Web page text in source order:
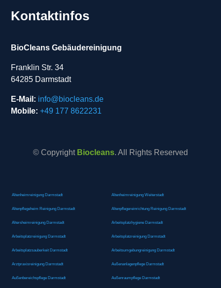
Kontaktinfos
BioCleans Gebäudereinigung
Franklin Str. 34
64285 Darmstadt
E-Mail: info@biocleans.de
Mobile: +49 177 8622231
© Copyright Biocleans. All Rights Reserved
Altenheimreinigung Darmstadt Altenheimreinigung Weiterstadt
Altenpflegeheim Reinigung Darmstadt Altenpflegereinrichtung Reinigung Darmstadt
Altersheimreinigung Darmstadt Arbeitsplatzhygiene Darmstadt
Arbeitsplatzreinigung Darmstadt Arbeitsplatzreinigung Darmstadt
Arbeitsplatzsauberkeit Darmstadt Arbeitsumgebungreinigung Darmstadt
Arztpraxisreinigung Darmstadt Außenanlagenpflege Darmstadt
Außenbereichspflege Darmstadt Außenraumpflege Darmstadt